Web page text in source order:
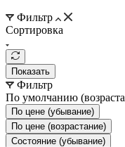
Фильтр
Сортировка
Показать
Фильтр
По умолчанию
По цене (убывание)
По цене (возрастание)
Состояние (убывание)